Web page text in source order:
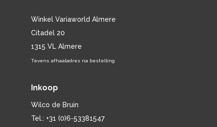
Winkel Variaworld Almere
Citadel 20
1315 VL Almere
Tevens afhaaladres na bestelling
Inkoop
Wilco de Bruin
Tel.: +31 (0)6-53381547